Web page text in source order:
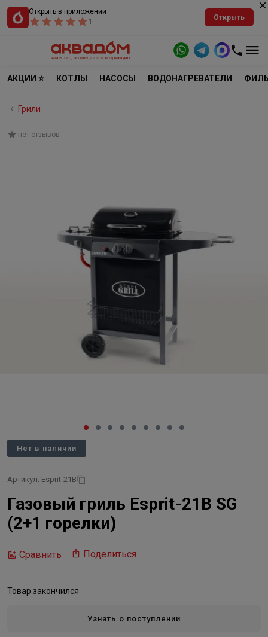
Открыть в приложении
1
Открыть
АКЦИИ ⭐ КОТЛЫ НАСОСЫ ВОДОНАГРЕВАТЕЛИ
Грили
нет отзывов
Нет в наличии
Артикул: Esprit-21B
Газовый гриль Esprit-21B SG
(2+1 горелки)
Сравнить Поделиться
Товар закончился
Узнать о поступлении